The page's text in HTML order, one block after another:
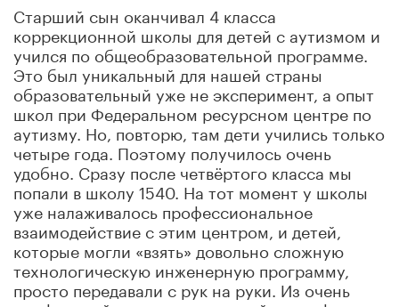
Старший сын оканчивал 4 класса
коррекционной школы для детей с аутизмом и
учился по общеобразовательной программе.
Это был уникальный для нашей страны
образовательный уже не эксперимент, а опыт
школ при Федеральном ресурсном центре по
аутизму. Но, повторю, там дети учились только
четыре года. Поэтому получилось очень
удобно. Сразу после четвёртого класса мы
попали в школу 1540. На тот момент у школы
уже налаживалось профессиональное
взаимодействие с этим центром, и детей,
которые могли «взять» довольно сложную
технологическую инженерную программу,
просто передавали с рук на руки. Из очень